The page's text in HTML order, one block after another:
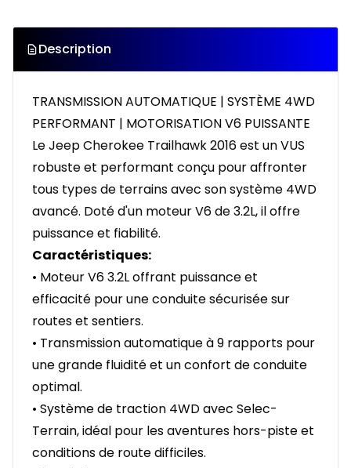
Description
TRANSMISSION AUTOMATIQUE | SYSTÈME 4WD
PERFORMANT | MOTORISATION V6 PUISSANTE
Le Jeep Cherokee Trailhawk 2016 est un VUS
robuste et performant conçu pour affronter
tous types de terrains avec son système 4WD
avancé. Doté d'un moteur V6 de 3.2L, il offre
puissance et fiabilité.
Caractéristiques:
• Moteur V6 3.2L offrant puissance et
efficacité pour une conduite sécurisée sur
routes et sentiers.
• Transmission automatique à 9 rapports pour
une grande fluidité et un confort de conduite
optimal.
• Système de traction 4WD avec Selec-
Terrain, idéal pour les aventures hors-piste et
conditions de route difficiles.